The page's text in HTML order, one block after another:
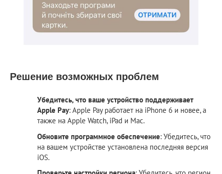
Решение возможных проблем
Убедитесь, что ваше устройство поддерживает
Apple Pay: Apple Pay работает на iPhone 6 и новее, а
также на Apple Watch, iPad и Mac.
Обновите программное обеспечение: Убедитесь, что
на вашем устройстве установлена последняя версия
iOS.